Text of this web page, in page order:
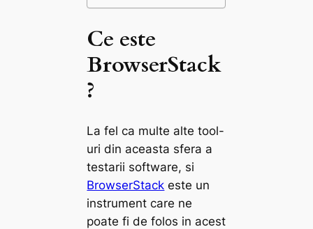
Ce este
BrowserStack
?
La fel ca multe alte tool-
uri din aceasta sfera a
testarii software, si
BrowserStack este un
instrument care ne
poate fi de folos in acest